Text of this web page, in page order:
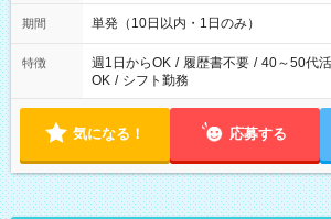
期間 単発（10日以内・1日のみ）
特徴 週1日からOK / 履歴書不要 / 40～50代
OK / シフト勤務
気になる！ 応募する